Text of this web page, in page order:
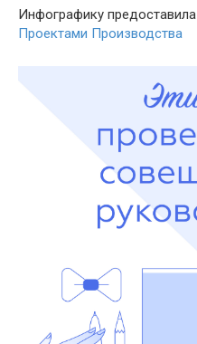
Инфографику предоставила
Проектами Производства